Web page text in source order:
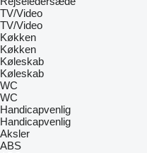
TV/Video
TV/Video
Køkken
Køkken
Køleskab
Køleskab
WC
WC
Handicapvenlig
Handicapvenlig
Aksler
ABS